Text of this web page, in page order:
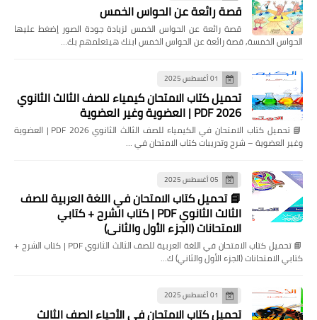
قصة رائعة عن الحواس الخمس
قصة رائعة عن الحواس الخمس لزيادة جودة الصور إضغط عليها
الحواس الخمسة, قصة رائعة عن الحواس الخمس ابنك هيتعلمهم بك…
01 أغسطس 2025
تحميل كتاب الامتحان كيمياء للصف الثالث الثانوي
2026 PDF | العضوية وغير العضوية
📘 تحميل كتاب الامتحان في الكيمياء للصف الثالث الثانوي 2026 PDF | العضوية
وغير العضوية – شرح وتدريبات كتاب الامتحان في …
05 أغسطس 2025
📘 تحميل كتاب الامتحان في اللغة العربية للصف
الثالث الثانوي PDF | كتاب الشرح + كتابي
الامتحانات (الجزء الأول والثاني)
📘 تحميل كتاب الامتحان في اللغة العربية للصف الثالث الثانوي PDF | كتاب الشرح +
كتابي الامتحانات (الجزء الأول والثاني) ك…
01 أغسطس 2025
تحميل كتاب الامتحان في الأحياء الصف الثالث